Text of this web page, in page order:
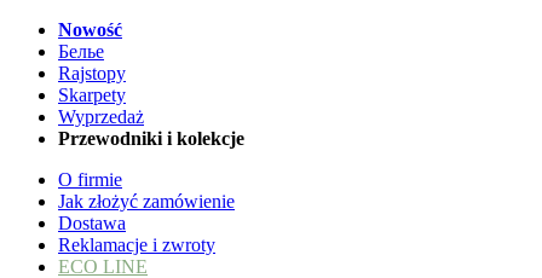
Nowość
Белье
Rajstopy
Skarpety
Wyprzedaż
Przewodniki i kolekcje
O firmie
Jak złożyć zamówienie
Dostawa
Reklamacje i zwroty
ECO LINE